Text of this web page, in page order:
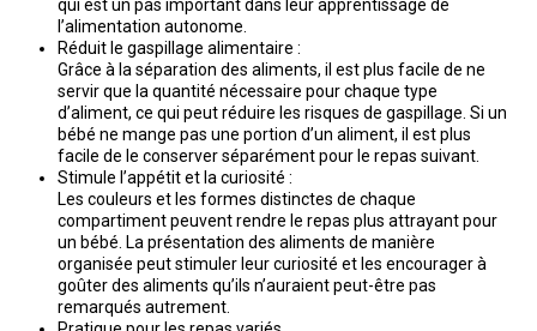
qui est un pas important dans leur apprentissage de
l’alimentation autonome.
Réduit le gaspillage alimentaire :
Grâce à la séparation des aliments, il est plus facile de ne
servir que la quantité nécessaire pour chaque type
d’aliment, ce qui peut réduire les risques de gaspillage. Si un
bébé ne mange pas une portion d’un aliment, il est plus
facile de le conserver séparément pour le repas suivant.
Stimule l’appétit et la curiosité :
Les couleurs et les formes distinctes de chaque
compartiment peuvent rendre le repas plus attrayant pour
un bébé. La présentation des aliments de manière
organisée peut stimuler leur curiosité et les encourager à
goûter des aliments qu’ils n’auraient peut-être pas
remarqués autrement.